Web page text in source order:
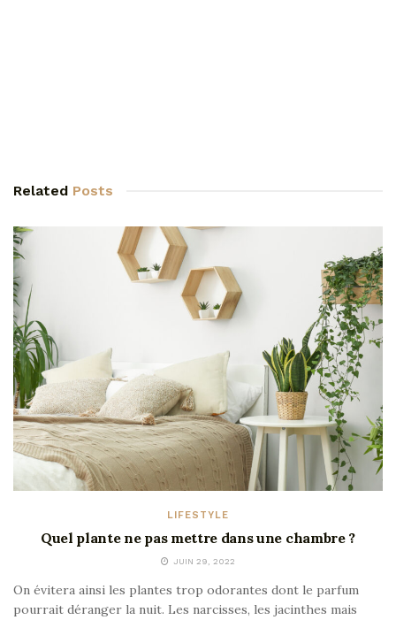
Related Posts
LIFESTYLE
Quel plante ne pas mettre dans une chambre ?
JUIN 29, 2022
On évitera ainsi les plantes trop odorantes dont le parfum
pourrait déranger la nuit. Les narcisses, les jacinthes mais